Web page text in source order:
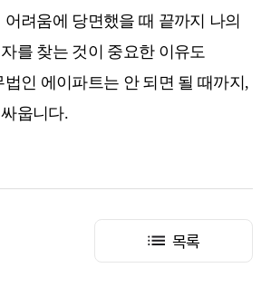
려움에 당면했을 때 끝까지 나의
를 찾는 것이 중요한 이유도
인 에이파트는 안 되면 될 때까지,
웁니다.
목록